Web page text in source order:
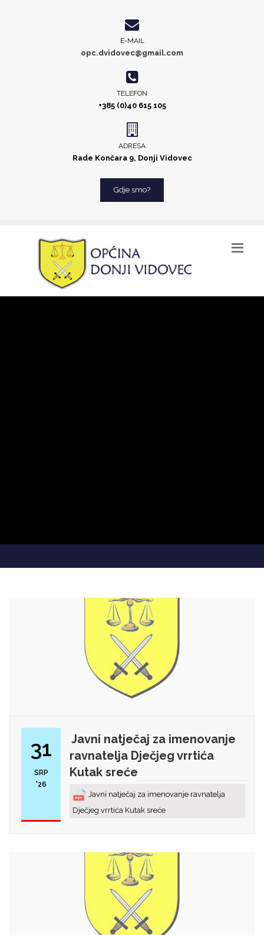
E-MAIL
opc.dvidovec@gmail.com
TELEFON
+385 (0)40 615 105
ADRESA
Rade Končara 9, Donji Vidovec
Gdje smo?
31
SRP
'26
Javni natječaj za imenovanje
ravnatelja Dječjeg vrrtića
Kutak sreće
Javni natječaj za imenovanje ravnatelja
Dječjeg vrrtića Kutak sreće